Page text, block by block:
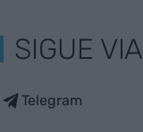
SIGUE
Telegram